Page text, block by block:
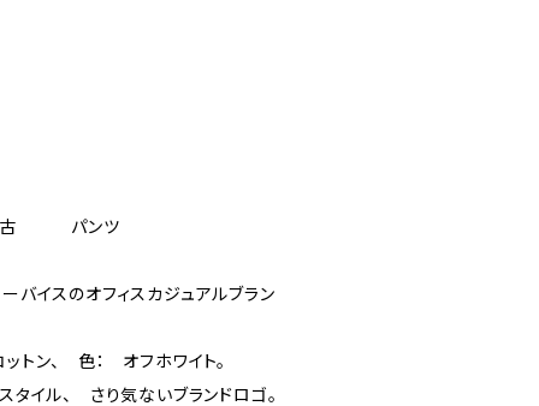
古 パンツ
バイスのオフィスカジュアルブラン
トン、 色： オフホワイト。
タイル、 さり気ないブランドロゴ。